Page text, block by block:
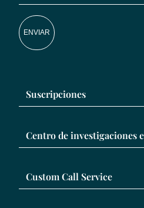
ENVIAR
Suscripciones
Centro de investigaciones
Custom Call Service